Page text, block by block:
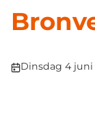
Publicatiedatum:
Dinsdag 4 juni